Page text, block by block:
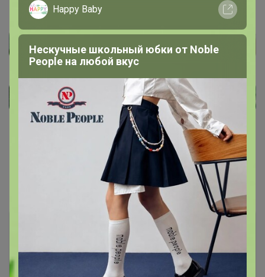
Показаны записи
Happy Baby
Нескучные школьный юбки от Nоblе
Реoplе на любой вкус